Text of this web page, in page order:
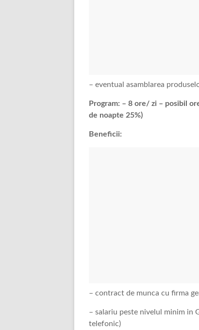
– eventual asamblarea
Program: – 8 ore/ zi – posibil
de noapte 25%)
Beneficii:
– contract de munca cu firma
– salariu peste nivelul minim in
telefonic)